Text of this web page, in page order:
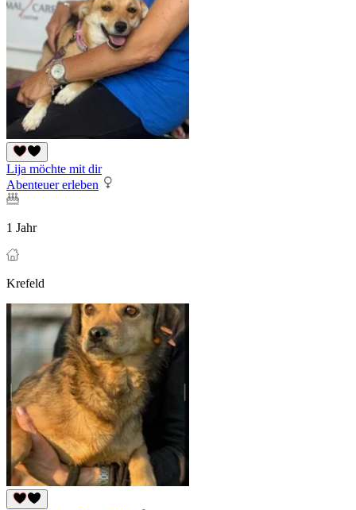
Lija möchte mit dir
Abenteuer erleben
1 Jahr
Krefeld